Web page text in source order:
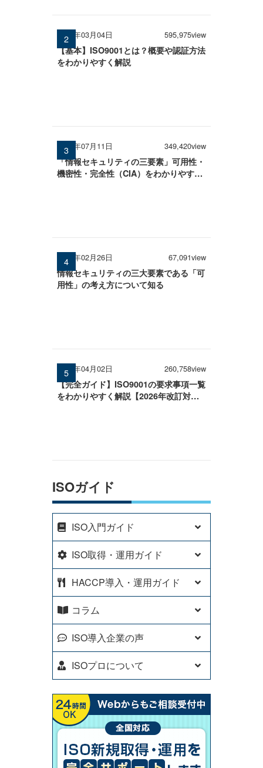
2026年03月04日 595,975view
【基本】ISO9001とは？概要や認証方法
をわかりやすく解説
2025年07月11日 349,420view
「情報セキュリティの三要素」可用性・
機密性・完全性（CIA）をわかりやすく
2026年02月26日 67,091view
情報セキュリティの三大要素である「可
用性」の考え方について知る
2026年04月02日 260,758view
【完全ガイド】ISO9001の要求事項一覧
をわかりやすく解説【2026年改訂対
ISOガイド
ISO入門ガイド
ISO取得・運用ガイド
HACCP導入・運用ガイド
コラム
ISO導入企業の声
ISOプロについて